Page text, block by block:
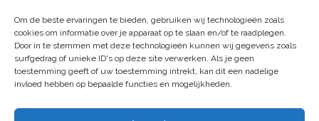
Om de beste ervaringen te bieden, gebruiken wij technologieën zoals
cookies om informatie over je apparaat op te slaan en/of te raadplegen.
Door in te stemmen met deze technologieën kunnen wij gegevens zoals
surfgedrag of unieke ID's op deze site verwerken. Als je geen
toestemming geeft of uw toestemming intrekt, kan dit een nadelige
invloed hebben op bepaalde functies en mogelijkheden.
Bureau Beke ontwikkelt jeugdmonitor Aruba
Vacature: senior onderzoeker